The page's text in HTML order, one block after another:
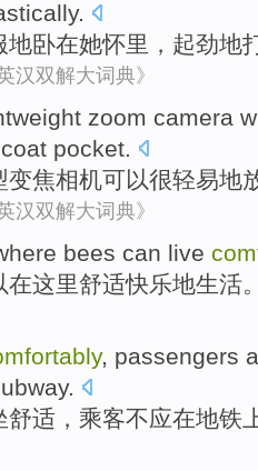
地卧在她怀里 ，起劲地
汉双解大词典》
zoom camera
coat pocket.
变焦相机可以很轻易地
汉双解大词典》
bees can live
在这里舒适快乐地生活
, passengers
舒适，乘客不应在地铁